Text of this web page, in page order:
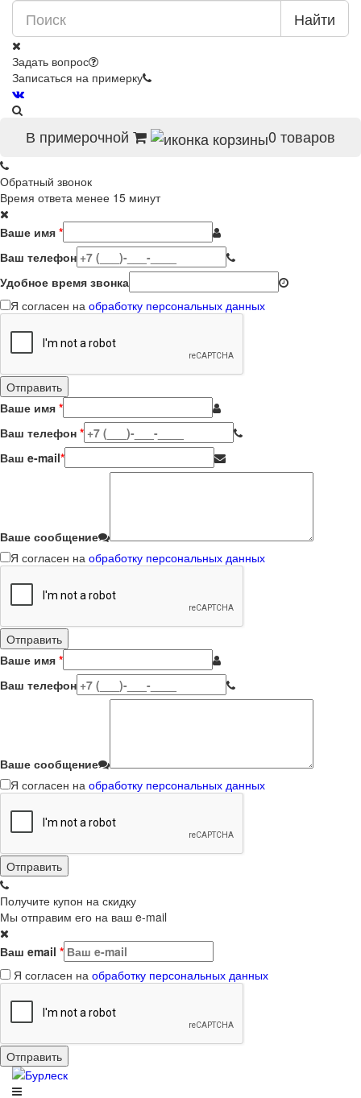
Найти
Задать вопрос
Записаться на примерку
В примерочной 0 товаров
Обратный звонок
Время ответа менее 15 минут
Ваше имя *
Ваш телефон
Удобное время звонка
Я согласен на обработку персональных данных
Ваше имя *
Ваш телефон *
Ваш e-mail*
Ваше сообщение
Я согласен на обработку персональных данных
Ваше имя *
Ваш телефон
Ваше сообщение
Я согласен на обработку персональных данных
Получите купон на скидку
Мы отправим его на ваш e-mail
Ваш email *
Я согласен на обработку персональных данных